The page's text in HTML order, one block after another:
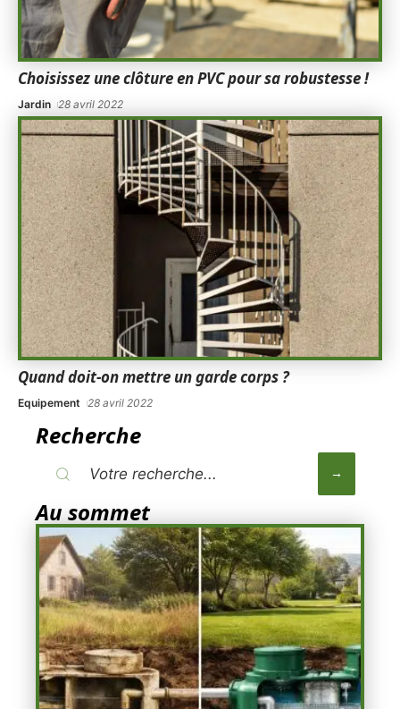
Choisissez une clôture en PVC pour sa robustesse !
Jardin 28 avril 2022
Quand doit-on mettre un garde corps ?
Equipement 28 avril 2022
Recherche
Au sommet